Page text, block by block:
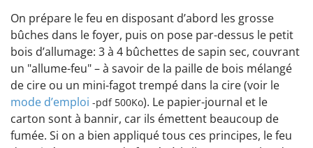
On prépare le feu en disposant d’abord les grosse
bûches dans le foyer, puis on pose par-dessus le petit
bois d’allumage: 3 à 4 bûchettes de sapin sec, couvrant
un "allume-feu" – à savoir de la paille de bois mélangé
de cire ou un mini-fagot trempé dans la cire (voir le
mode d’emploi -pdf 500Ko). Le papier-journal et le
carton sont à bannir, car ils émettent beaucoup de
fumée. Si on a bien appliqué tous ces principes, le feu